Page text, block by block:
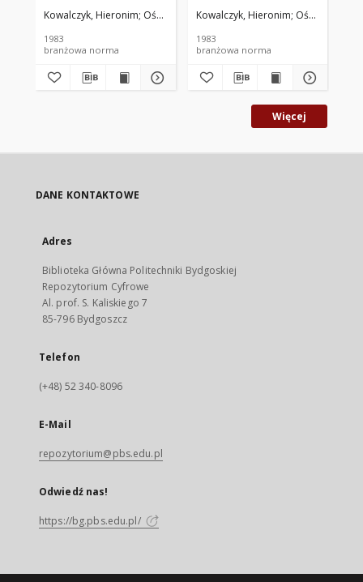
82/7658-23.06
Kowalczyk, Hieronim Ośrodek Rozwoju Przemysłu Lekkiego
1983
branżowa norma
82/7658-23.01
Kowalczyk, Hieronim Ośrodek
1983
branżowa norma
Więcej
DANE KONTAKTOWE
Adres
Biblioteka Główna Politechniki Bydgoskiej
Repozytorium Cyfrowe
Al. prof. S. Kaliskiego 7
85-796 Bydgoszcz
Telefon
(+48) 52 340-8096
E-Mail
repozytorium@pbs.edu.pl
Odwiedź nas!
https://bg.pbs.edu.pl/